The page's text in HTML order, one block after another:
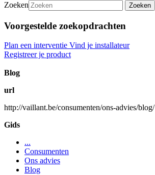
Zoeken
Zoeken
Voorgestelde zoekopdrachten
Plan een interventie Vind je installateur
Registreer je product
Blog
url
http://vaillant.be/consumenten/ons-advies/blog/
Gids
...
Consumenten
Ons advies
Blog